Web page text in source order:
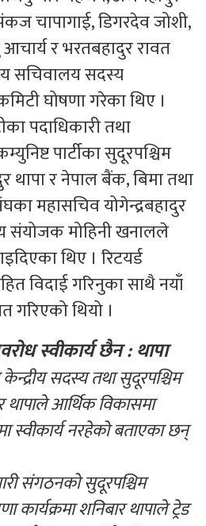
चापागाई, डिगरदेव जोशी,
र भरतबहादुर रावत
सचिवालय सदस्य
घोषणा गरेका थिए ।
पदाधिकारी तथा
पार्टीका सुदूरपश्चिम
थापा र नेपाल बैंक, बिमा तथा
महासचिव योगेन्द्रबहादुर
संयोजक मोहिनी खनालले
थिए । रिटयर्ड
विदाई गरिनुका साथै नयाँ
गरिएको थियो ।
स्वीकार्य छैन : थापा
केन्द्रीय सदस्य तथा सुदूरपश्चिम
थापाले आर्थिक विकासमा
स्वीकार्य नरहेको बताएका छन्
संगठनको सुदूरपश्चिम
कार्यक्रमा शनिबार थापाले ट्रेड